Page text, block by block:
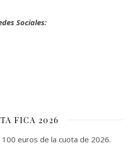
Sociales:
FICA 2026
100 euros de la cuota de 2026.